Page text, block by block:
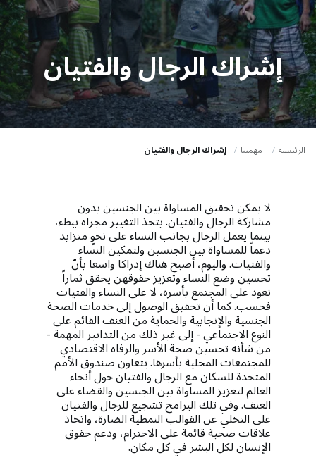
t
i
o
n
إشراك الرجال والفتيان
الرئيسية مهمتنا إشراك الرجال والفتيان
لا يمكن تحقيق المساواة بين الجنسين بدون
مشاركة الرجال والفتيان. يتخذ التغيير مجراه ببطء،
بينما يعمل الرجال بجانب النساء على نحوٍ متزايد
دعماً للمساواة بين الجنسين ولتمكين النساء
والفتيات. واليوم، أصبح هناك إدراكا واسعا بأنّ
تحسين وضع النساء وتعزيز حقوقهن يحقق ثماراً
تعود على المجتمع بأسره، لا على النساء والفتيات
فحسب. كما أن تحقيق الوصول إلى خدمات الصحة
الجنسية والإنجابية والحماية من العنف القائم على
النوع الاجتماعي - إلى غير ذلك من التدابير المهمة -
من شأنه تحسين صحة الأسر والرفاه الاقتصادي
للمجتمعات المحلية بأسرها. يتعاون صندوق الأمم
المتحدة للسكان مع الرجال والفتيان حول أنحاء
العالم لتعزيز المساواة بين الجنسين والقضاء على
العنف. وفي تلك البرامج تشجيع للرجال والفتيان
على التخلي عن القوالب النمطية الضارة، واتخاذ
علاقات صحية قائمة على الاحترام، ودعم حقوق
الإنسان لكل البشر في كل مكان.